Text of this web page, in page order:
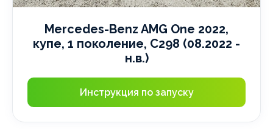
Mercedes-Benz AMG One 2022,
купе, 1 поколение, C298 (08.2022 -
н.в.)
Инструкция по запуску